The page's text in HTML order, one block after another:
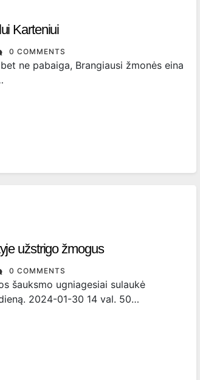
Karteniui
0 COMMENTS
ne pabaiga, Brangiausi žmonės eina
užstrigo žmogus
0 COMMENTS
šauksmo ugniagesiai sulaukė
2024-01-30 14 val. 50…